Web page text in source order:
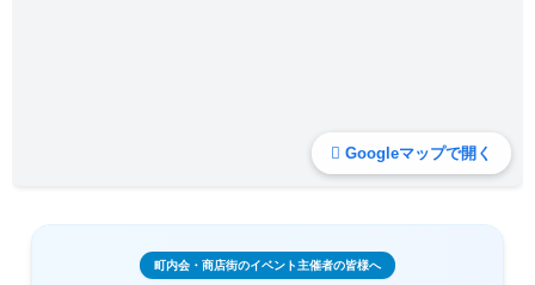
Googleマップで開く
町内会・商店街のイベント主催者の皆様へ